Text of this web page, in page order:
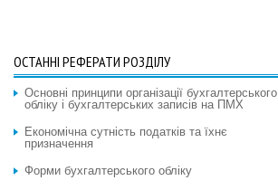
ОСТАННІ РЕФЕРАТИ РОЗДІЛУ
Основні принципи організації бухгалтерського
обліку і бухгалтерських записів на ПМХ
Економічна сутність податків та їхнє
призначення
Форми бухгалтерського обліку